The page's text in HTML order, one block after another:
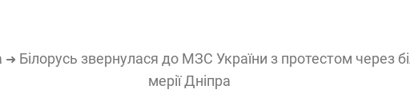
➜ Білорусь звернулася до МЗС України з протестом через
мерії Дніпра